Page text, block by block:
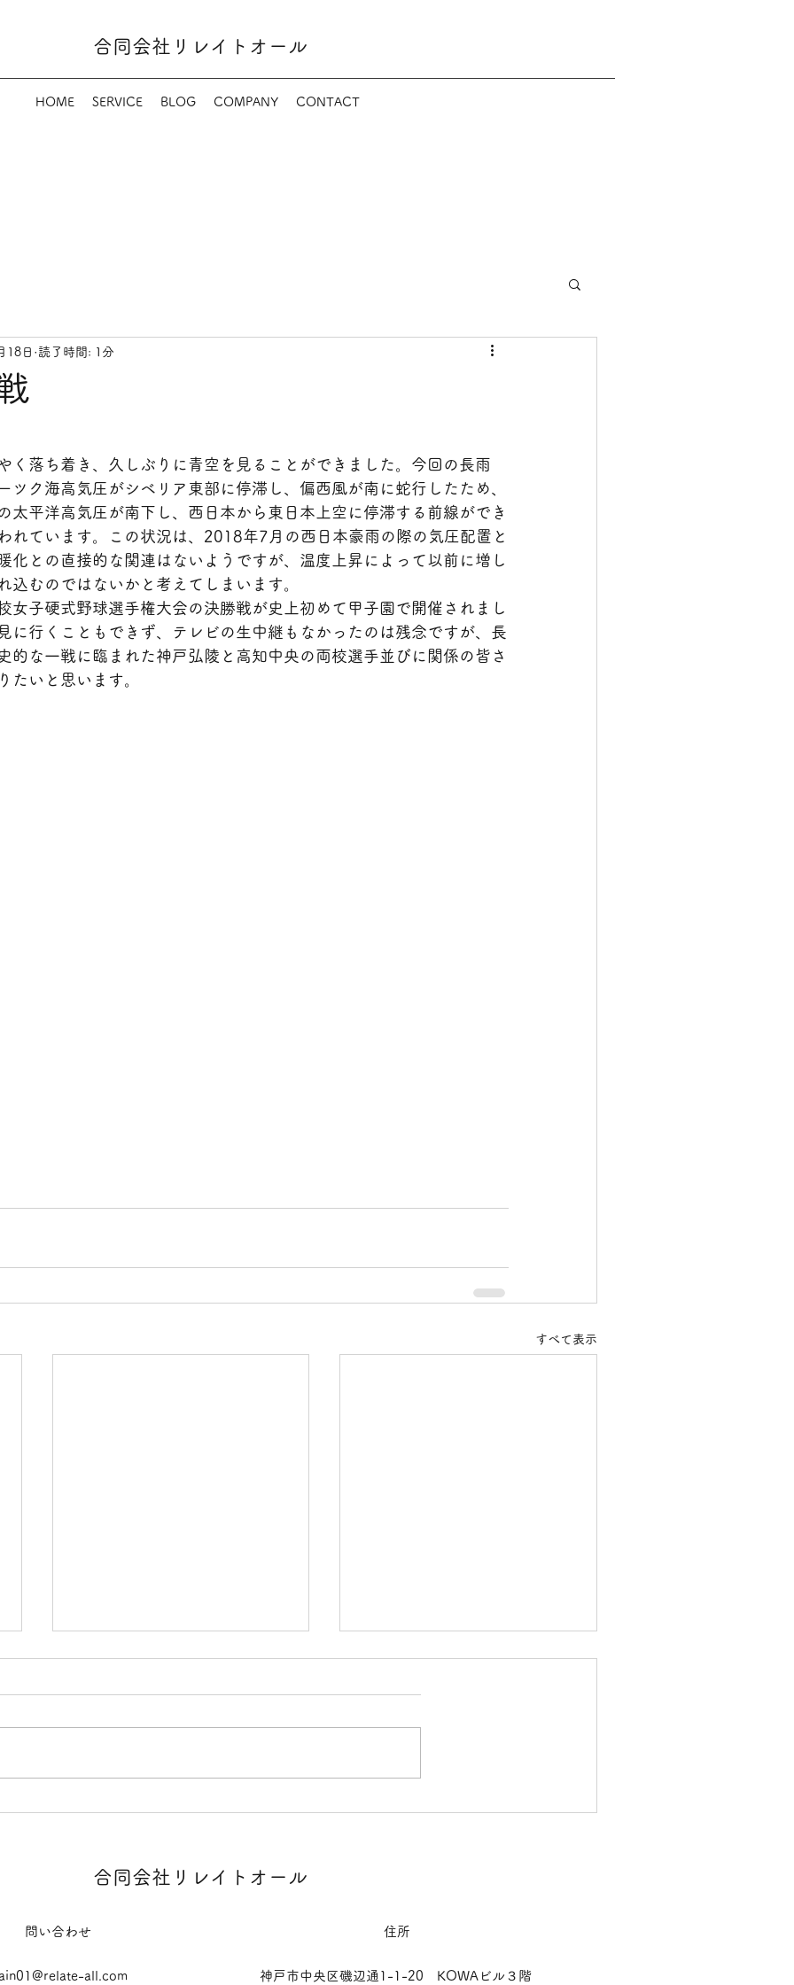
​​合同会社リレイトオール
HOME SERVICE BLOG COMPANY CONTACT
18日 読了時間: 1分
く落ち着き、久しぶりに青空を見ることができました。今回の長雨
ツク海高気圧がシベリア東部に停滞し、偏西風が南に蛇行したため、
太平洋高気圧が南下し、西日本から東日本上空に停滞する前線ができ
れています。この状況は、2018年7月の西日本豪雨の際の気圧配置と
化との直接的な関連はないようですが、温度上昇によって以前に増し
込むのではないかと考えてしまいます。
女子硬式野球選手権大会の決勝戦が史上初めて甲子園で開催されまし
に行くこともできず、テレビの生中継もなかったのは残念ですが、長
的な一戦に臨まれた神戸弘陵と高知中央の両校選手並びに関係の皆さ
たいと思います。
すべて表示
​​合同会社リレイトオール
問い合わせ
all.com
住所
​​神戸市中央区磯辺通1-1-20 KOWAビル３階